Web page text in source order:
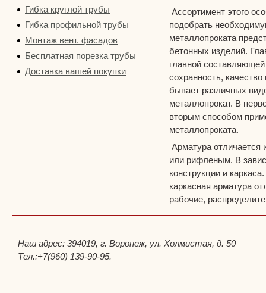
Гибка круглой трубы
Гибка профильной трубы
Монтаж вент. фасадов
Бесплатная порезка трубы
Доставка вашей покупки
Ассортимент этого
подобрать
металлопроката
бетонных изделий.
главной
сохранность,
бывает различных
металлопрокат. В
вторым способом
металлопроката.
Арматура
или рифленым. В
конструкции и
каркасная арматура
рабочие,
Наш адрес: 394019, г. Воронеж, ул. Холмистая, д. 50
Тел.:+7(960) 139-90-95.